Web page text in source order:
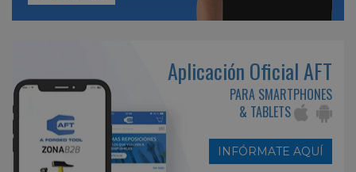
Aplicación Oficial AFT
PARA SMARTPHONES
& TABLETS
INFÓRMATE AQUÍ